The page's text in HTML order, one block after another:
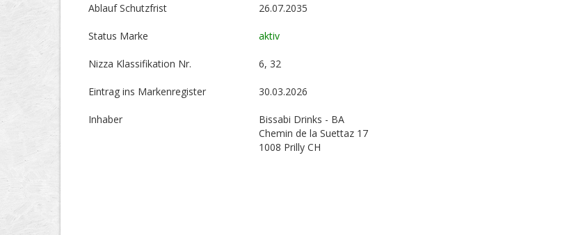
Ablauf Schutzfrist 26.07.2035
Status Marke aktiv
Nizza Klassifikation Nr. 6, 32
Eintrag ins Markenregister 30.03.2026
Inhaber
Bissabi Drinks - BA
Chemin de la Suettaz 17
1008 Prilly CH